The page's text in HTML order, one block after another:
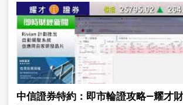
中信證券特約：即市輪證攻略—耀才